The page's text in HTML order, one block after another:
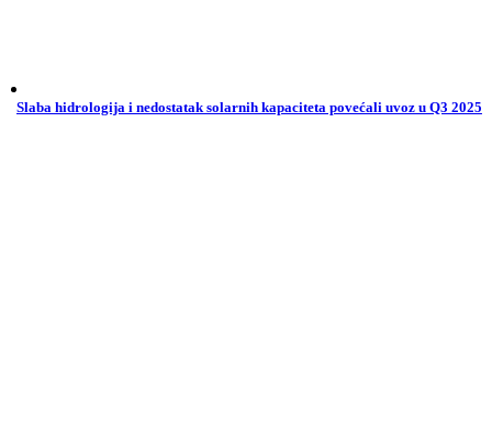
Slaba hidrologija i nedostatak solarnih kapaciteta povećali uvoz u Q3 2025